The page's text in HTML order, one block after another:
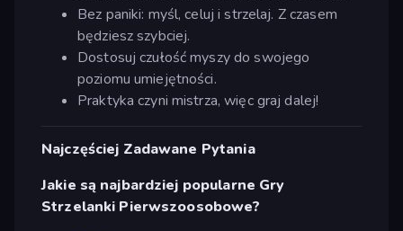
Bez paniki: myśl, celuj i strzelaj. Z czasem
będziesz szybciej.
Dostosuj czułość myszy do swojego
poziomu umiejętności.
Praktyka czyni mistrza, więc graj dalej!
Najczęściej Zadawane Pytania
Jakie są najbardziej popularne Gry
Strzelanki Pierwszoosobowe?